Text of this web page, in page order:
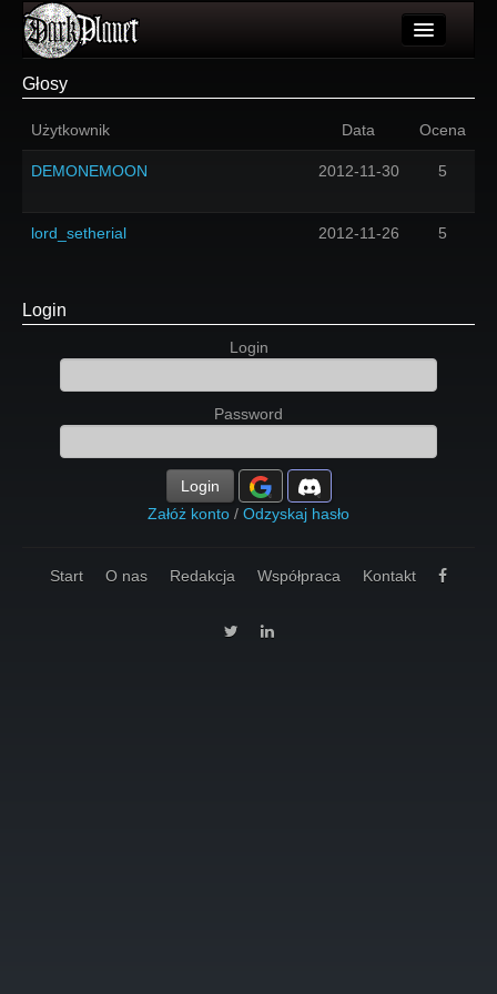
Wydarzenia
Forum
Głosy
Użytkownik Data Ocena
DEMONEMOON 2012-11-30 5
lord_setherial 2012-11-26 5
Login
Login
Password
Login
Załóż konto / Odzyskaj hasło
Start O nas Redakcja Współpraca Kontakt